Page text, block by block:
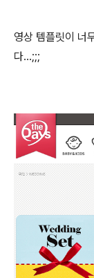
영상 템플릿이 너
다...;;;